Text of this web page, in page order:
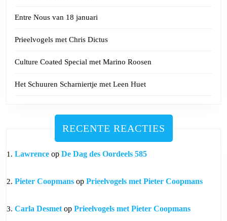
Entre Nous van 18 januari
Prieelvogels met Chris Dictus
Culture Coated Special met Marino Roosen
Het Schuuren Scharniertje met Leen Huet
RECENTE REACTIES
Lawrence op De Dag des Oordeels 585
Pieter Coopmans op Prieelvogels met Pieter Coopmans
Carla Desmet op Prieelvogels met Pieter Coopmans